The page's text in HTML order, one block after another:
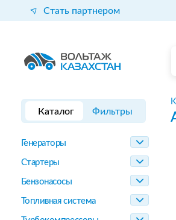
Стать партнером
Каталог Фильтры
Генераторы
Стартеры
Бензонасосы
Топливная система